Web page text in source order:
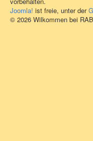
Joomla! ist freie, unter der
© 2026 Wilkommen bei